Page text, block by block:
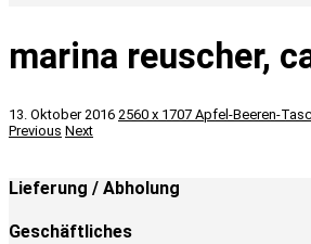
marina reuscher,
13. Oktober 2016 2560 x 1707 Apfel-Beeren-
Previous Next
Lieferung / Abholung
Geschäftliches